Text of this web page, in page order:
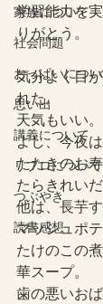
家族について
社会問題
おっぱいにつ
思い出
講義について
リプロについ
つぶやき
読書感想
学習能力を
りがとう。
気分よく目
れた。
天気もいい。
よし、今夜
たたきのお
たらきれいだ
他は、長芋
マッシュポテ
たけのこの
華スープ。
歯の悪いお